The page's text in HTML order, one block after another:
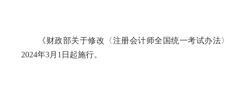
《财政部关于修改〈注册会计师全国统一考试办法
2024年3月1日起施行。